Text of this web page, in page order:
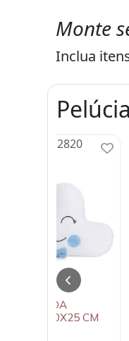
Monte
Inclua
cód. 2820
ALMOFADA
NUVEM 40X25 CM